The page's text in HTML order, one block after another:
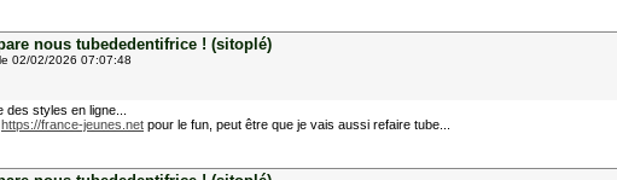
nous tubededentifrice ! (sitoplé)
le 02/02/2026 07:07:48
styles en ligne...
https://france-jeunes.net pour le fun, peut être que je vais aussi refaire tube...